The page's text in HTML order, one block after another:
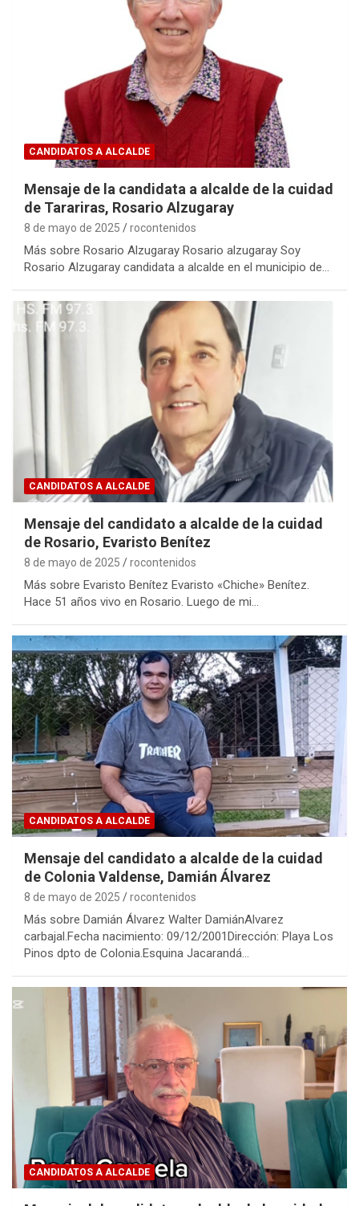
CANDIDATOS A ALCALDE
Mensaje de la candidata a alcalde de la cuidad
de Tarariras, Rosario Alzugaray
8 de mayo de 2025 rocontenidos
Más sobre Rosario Alzugaray Rosario alzugaray Soy
Rosario Alzugaray candidata a alcalde en el municipio de…
CANDIDATOS A ALCALDE
Mensaje del candidato a alcalde de la cuidad
de Rosario, Evaristo Benítez
8 de mayo de 2025 rocontenidos
Más sobre Evaristo Benítez Evaristo «Chiche» Benítez.
Hace 51 años vivo en Rosario. Luego de mi…
CANDIDATOS A ALCALDE
Mensaje del candidato a alcalde de la cuidad
de Colonia Valdense, Damián Álvarez
8 de mayo de 2025 rocontenidos
Más sobre Damián Álvarez Walter DamiánAlvarez
carbajal.Fecha nacimiento: 09/12/2001Dirección: Playa Los
Pinos dpto de Colonia.Esquina Jacarandá…
CANDIDATOS A ALCALDE